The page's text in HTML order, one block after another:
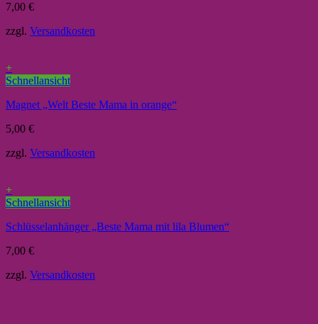
7,00 €
zzgl. Versandkosten
+
Schnellansicht
Magnet „Welt Beste Mama in orange“
5,00 €
zzgl. Versandkosten
+
Schnellansicht
Schlüsselanhänger „Beste Mama mit lila Blumen“
7,00 €
zzgl. Versandkosten